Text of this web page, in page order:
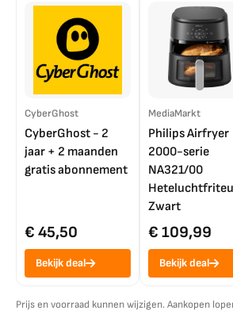
CyberGhost
CyberGhost - 2
jaar + 2 maanden
gratis abonnement
€ 45,50
Bekijk deal
MediaMarkt
Philips Airfryer
2000-serie
NA321/00
Zwart
€ 109,99
Bekijk deal
Prijs en voorraad kunnen wijzigen. Aankopen